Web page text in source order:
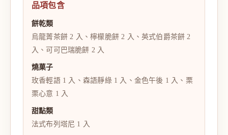
品項包含
餅乾類
烏龍菁茶餅 2 入、檸檬脆餅 2 入、英式伯爵茶餅 2
入、可可巴瑞脆餅 2 入
燒菓子
玫香輕語 1 入、森語靜綠 1 入、金色午後 1 入、栗
栗心意 1 入
甜點類
法式布列塔尼 1 入